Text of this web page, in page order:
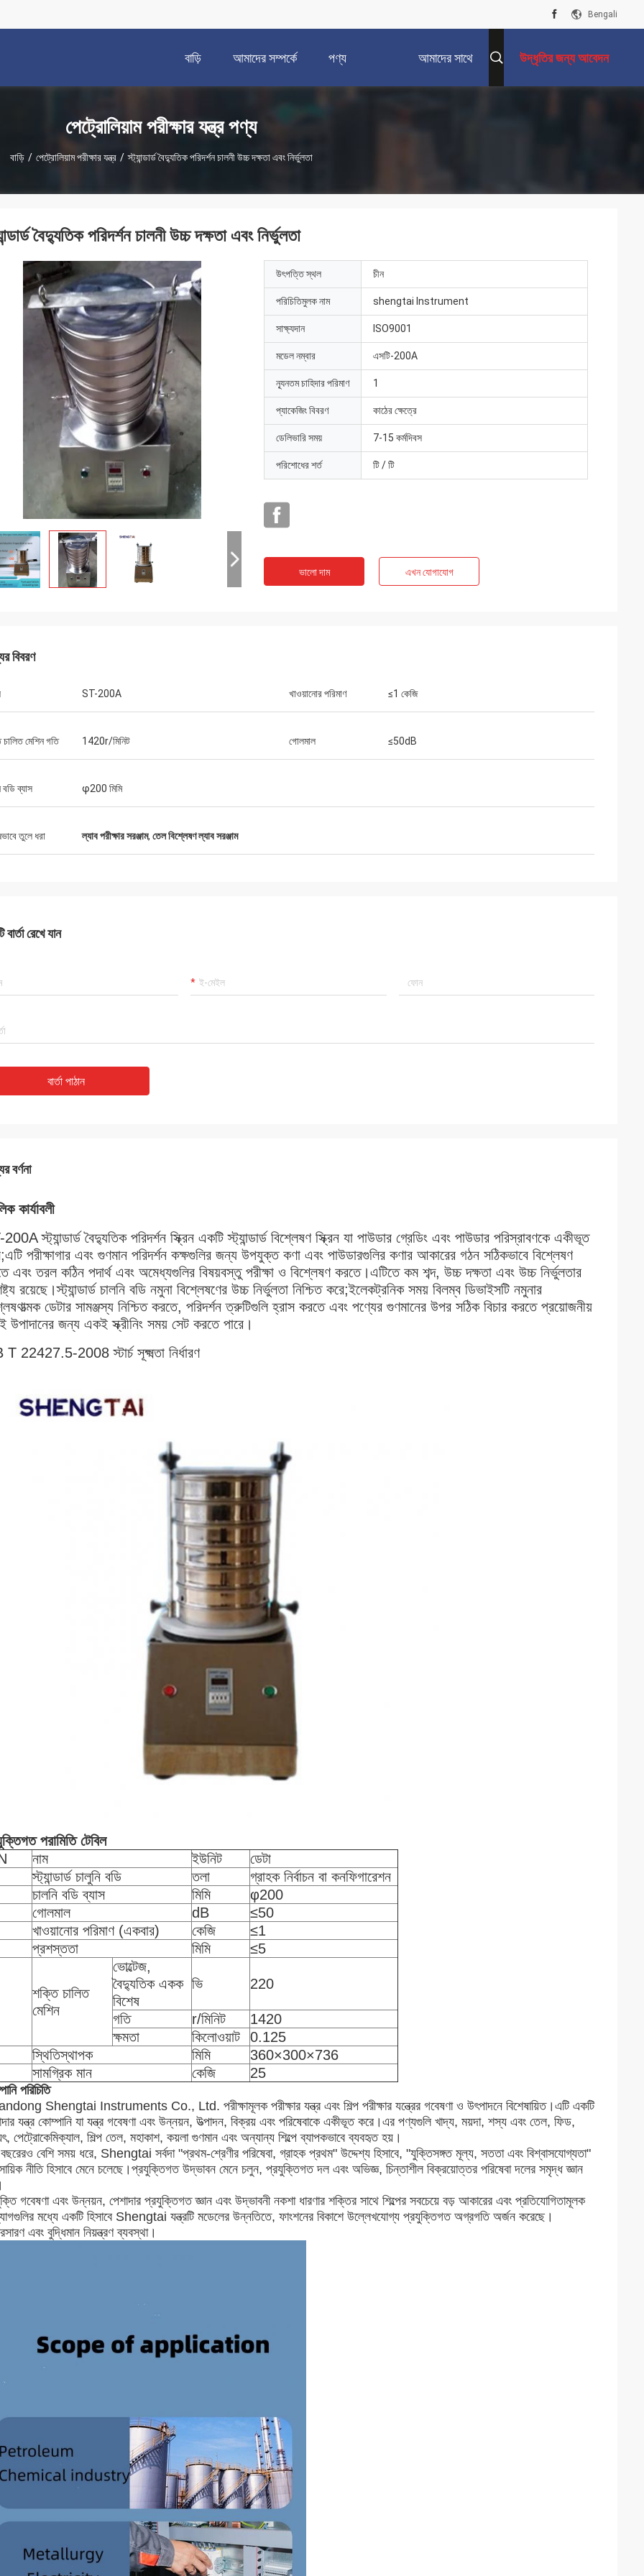
Bengali
বাড়ি আমাদের সম্পর্কে পণ্য আমাদের সাথে উদ্ধৃতির জন্য আবেদন
পেট্রোলিয়াম পরীক্ষার যন্ত্র পণ্য
বাড়ি / পেট্রোলিয়াম পরীক্ষার যন্ত্র / স্ট্যান্ডার্ড বৈদ্যুতিক পরিদর্শন চালনী উচ্চ দক্ষতা এবং নির্ভুলতা
বৈদ্যুতিক পরিদর্শন চালনী উচ্চ দক্ষতা এবং নির্ভুলতা
উৎপত্তি স্থল চীন
পরিচিতিমুলক নাম shengtai Instrument
সাক্ষ্যদান ISO9001
মডেল নম্বার এসটি-200A
ন্যূনতম চাহিদার পরিমাণ 1
প্যাকেজিং বিবরণ কাঠের ক্ষেত্রে
ডেলিভারি সময় 7-15 কর্মদিবস
পরিশোধের শর্ত টি / টি
ভালো দাম এখন যোগাযোগ
বিবরণ
ST-200A খাওয়ানোর পরিমাণ ≤1 কেজি
মেশিন গতি 1420r/মিনিট গোলমাল ≤50dB
বডি ব্যাস φ200 মিমি
তুলে ধরা ল্যাব পরীক্ষার সরঞ্জাম, তেল বিশ্লেষণ ল্যাব সরঞ্জাম
বার্তা রেখে যান
বার্তা পাঠান
বর্ণনা
কার্যাবলী
স্ট্যান্ডার্ড বৈদ্যুতিক পরিদর্শন স্ক্রিন একটি স্ট্যান্ডার্ড বিশ্লেষণ স্ক্রিন যা পাউডার গ্রেডিং এবং পাউডার পরিস্রাবণকে একীভূত
পরীক্ষাগার এবং গুণমান পরিদর্শন কক্ষগুলির জন্য উপযুক্ত কণা এবং পাউডারগুলির কণার আকারের গঠন সঠিকভাবে বিশ্লেষণ
এবং তরল কঠিন পদার্থ এবং অমেধ্যগুলির বিষয়বস্তু পরীক্ষা ও বিশ্লেষণ করতে।এটিতে কম শব্দ, উচ্চ দক্ষতা এবং উচ্চ নির্ভুলতার
রয়েছে।স্ট্যান্ডার্ড চালনি বডি নমুনা বিশ্লেষণের উচ্চ নির্ভুলতা নিশ্চিত করে;ইলেকট্রনিক সময় বিলম্ব ডিভাইসটি নমুনার
ডেটার সামঞ্জস্য নিশ্চিত করতে, পরিদর্শন ত্রুটিগুলি হ্রাস করতে এবং পণ্যের গুণমানের উপর সঠিক বিচার করতে প্রয়োজনীয়
উপাদানের জন্য একই স্ক্রীনিং সময় সেট করতে পারে।
22427.5-2008 স্টার্চ সূক্ষ্মতা নির্ধারণ
পরামিতি টেবিল
নাম ইউনিট
ডেটা
স্ট্যান্ডার্ড চালুনি বডি তলা
গ্রাহক নির্বাচন বা কনফিগারেশন
চালনি বডি ব্যাস মিমি
φ200
গোলমাল dB
≤50
খাওয়ানোর পরিমাণ (একবার) কেজি
≤1
প্রশস্ততা মিমি ≤5
শক্তি চালিত
মেশিন
ভোল্টেজ,
বৈদ্যুতিক একক
বিশেষ
ভি 220
গতি r/মিনিট
1420
ক্ষমতা
কিলোওয়াট
0.125
স্থিতিস্থাপক মিমি
360×300×736
সামগ্রিক মান কেজি 25
পরিচিতি
Shengtai Instruments Co., Ltd. পরীক্ষামূলক পরীক্ষার যন্ত্র এবং শিল্প পরীক্ষার যন্ত্রের গবেষণা ও উৎপাদনে বিশেষায়িত।এটি একটি
যন্ত্র কোম্পানি যা যন্ত্র গবেষণা এবং উন্নয়ন, উত্পাদন, বিক্রয় এবং পরিষেবাকে একীভূত করে।এর পণ্যগুলি খাদ্য, ময়দা, শস্য এবং তেল, ফিড,
পেট্রোকেমিক্যাল, শিল্প তেল, মহাকাশ, কয়লা গুণমান এবং অন্যান্য শিল্পে ব্যাপকভাবে ব্যবহৃত হয়।
বেশি সময় ধরে, Shengtai সর্বদা "প্রথম-শ্রেণীর পরিষেবা, গ্রাহক প্রথম" উদ্দেশ্য হিসাবে, "যুক্তিসঙ্গত মূল্য, সততা এবং বিশ্বাসযোগ্যতা"
নীতি হিসাবে মেনে চলেছে।প্রযুক্তিগত উদ্ভাবন মেনে চলুন, প্রযুক্তিগত দল এবং অভিজ্ঞ, চিন্তাশীল বিক্রয়োত্তর পরিষেবা দলের সমৃদ্ধ জ্ঞান
গবেষণা এবং উন্নয়ন, পেশাদার প্রযুক্তিগত জ্ঞান এবং উদ্ভাবনী নকশা ধারণার শক্তির সাথে শিল্পের সবচেয়ে বড় আকারের এবং প্রতিযোগিতামূলক
মধ্যে একটি হিসাবে Shengtai যন্ত্রটি মডেলের উন্নতিতে, ফাংশনের বিকাশে উল্লেখযোগ্য প্রযুক্তিগত অগ্রগতি অর্জন করেছে।
এবং বুদ্ধিমান নিয়ন্ত্রণ ব্যবস্থা।